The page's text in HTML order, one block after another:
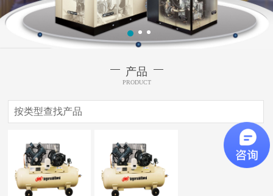
产品
PRODUCT
按类型查找产品
整机产品
配件中心
后处理
维修中心
售后服务
英格索兰螺杆空压机